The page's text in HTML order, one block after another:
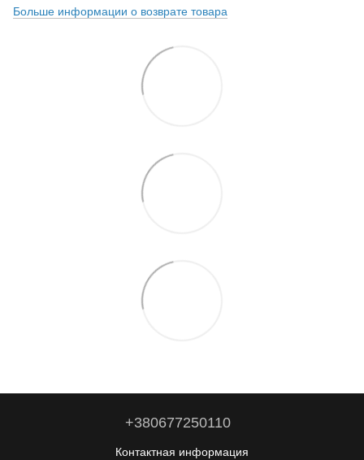
Больше информации о возврате товара
+380677250110
Контактная информация